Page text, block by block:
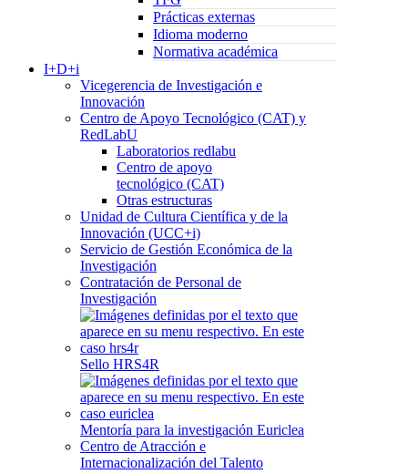
Prácticas externas
Idioma moderno
Normativa académica
I+D+i
Vicegerencia de Investigación e
Innovación
Centro de Apoyo Tecnológico (CAT) y
RedLabU
Laboratorios redlabu
Centro de apoyo
tecnológico (CAT)
Otras estructuras
Unidad de Cultura Científica y de la
Innovación (UCC+i)
Servicio de Gestión Económica de la
Investigación
Contratación de Personal de
Investigación
Sello HRS4R
Mentoría para la investigación Euriclea
Centro de Atracción e
Internacionalización del Talento